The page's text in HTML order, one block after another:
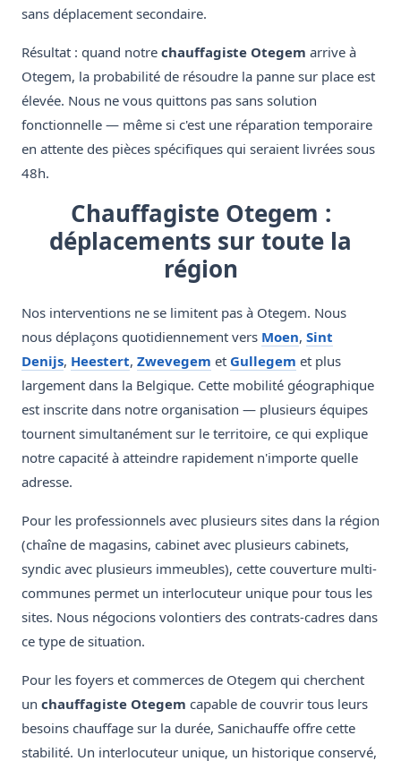
sans déplacement secondaire.
Résultat : quand notre chauffagiste Otegem arrive à
Otegem, la probabilité de résoudre la panne sur place est
élevée. Nous ne vous quittons pas sans solution
fonctionnelle — même si c'est une réparation temporaire
en attente des pièces spécifiques qui seraient livrées sous
48h.
Chauffagiste Otegem :
déplacements sur toute la
région
Nos interventions ne se limitent pas à Otegem. Nous
nous déplaçons quotidiennement vers Moen, Sint
Denijs, Heestert, Zwevegem et Gullegem et plus
largement dans la Belgique. Cette mobilité géographique
est inscrite dans notre organisation — plusieurs équipes
tournent simultanément sur le territoire, ce qui explique
notre capacité à atteindre rapidement n'importe quelle
adresse.
Pour les professionnels avec plusieurs sites dans la région
(chaîne de magasins, cabinet avec plusieurs cabinets,
syndic avec plusieurs immeubles), cette couverture multi-
communes permet un interlocuteur unique pour tous les
sites. Nous négocions volontiers des contrats-cadres dans
ce type de situation.
Pour les foyers et commerces de Otegem qui cherchent
un chauffagiste Otegem capable de couvrir tous leurs
besoins chauffage sur la durée, Sanichauffe offre cette
stabilité. Un interlocuteur unique, un historique conservé,